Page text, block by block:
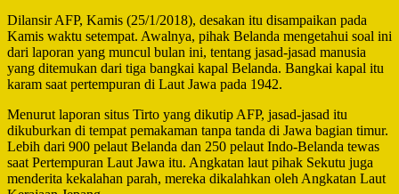
Dilansir AFP, Kamis (25/1/2018), desakan itu disampaikan pada
Kamis waktu setempat. Awalnya, pihak Belanda mengetahui soal ini
dari laporan yang muncul bulan ini, tentang jasad-jasad manusia
yang ditemukan dari tiga bangkai kapal Belanda. Bangkai kapal itu
karam saat pertempuran di Laut Jawa pada 1942.
Menurut laporan situs Tirto yang dikutip AFP, jasad-jasad itu
dikuburkan di tempat pemakaman tanpa tanda di Jawa bagian timur.
Lebih dari 900 pelaut Belanda dan 250 pelaut Indo-Belanda tewas
saat Pertempuran Laut Jawa itu. Angkatan laut pihak Sekutu juga
menderita kekalahan parah, mereka dikalahkan oleh Angkatan Laut